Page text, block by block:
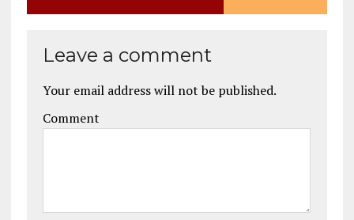
Leave a comment
Your email address will not be published.
Comment